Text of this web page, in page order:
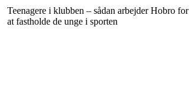
Teenagere i klubben – sådan arbejder Hobro for
at fastholde de unge i sporten